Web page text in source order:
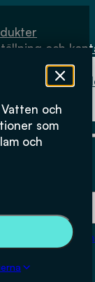
och
som
och
och
Fysiskt lager
och kontakt
Om
Köpvillkor